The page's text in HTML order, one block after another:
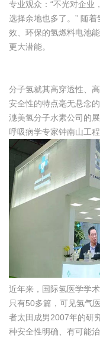
专业观众：“不光对企业
选择余地也多了。” 随
效、环保的氢燃料电池
更大潜能。
分子氢就其高穿透性、
安全性的特点毫无悬念
潓美氢分子水素公司的
呼吸病学专家钟南山工程
近年来，国际氢医学学
只有50多篇，可见氢气
者太田成男2007年的研
种安全性明确、有可能